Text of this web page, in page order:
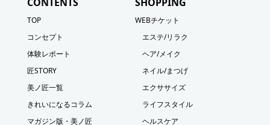
TOP
コンセプト
体験レポート
匠STORY
美ノ匠一覧
きれいになるコラム
マガジン版・美ノ匠
WEBチケット
エステ/リラク
ヘア/メイク
ネイル/まつげ
エクササイズ
ライフスタイル
ヘルスケア